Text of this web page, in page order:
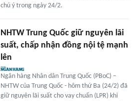
chú ý trong ngày 24/2.
NHTW Trung Quốc giữ nguyên lãi
suất, chấp nhận đồng nội tệ mạnh
lên
Ngân hàng Nhân dân Trung Quốc (PBoC) –
NHTW của Trung Quốc - hôm thứ Ba (24/2) đã
giữ nguyên lãi suất cho vay chuẩn (LPR) khi